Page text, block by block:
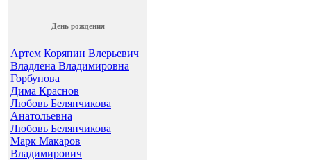
День рождения
Артем Коряпин Влерьевич
Владлена Владимировна
Горбунова
Дима Краснов
Любовь Белянчикова
Анатольевна
Любовь Белянчикова
Марк Макаров
Владимирович